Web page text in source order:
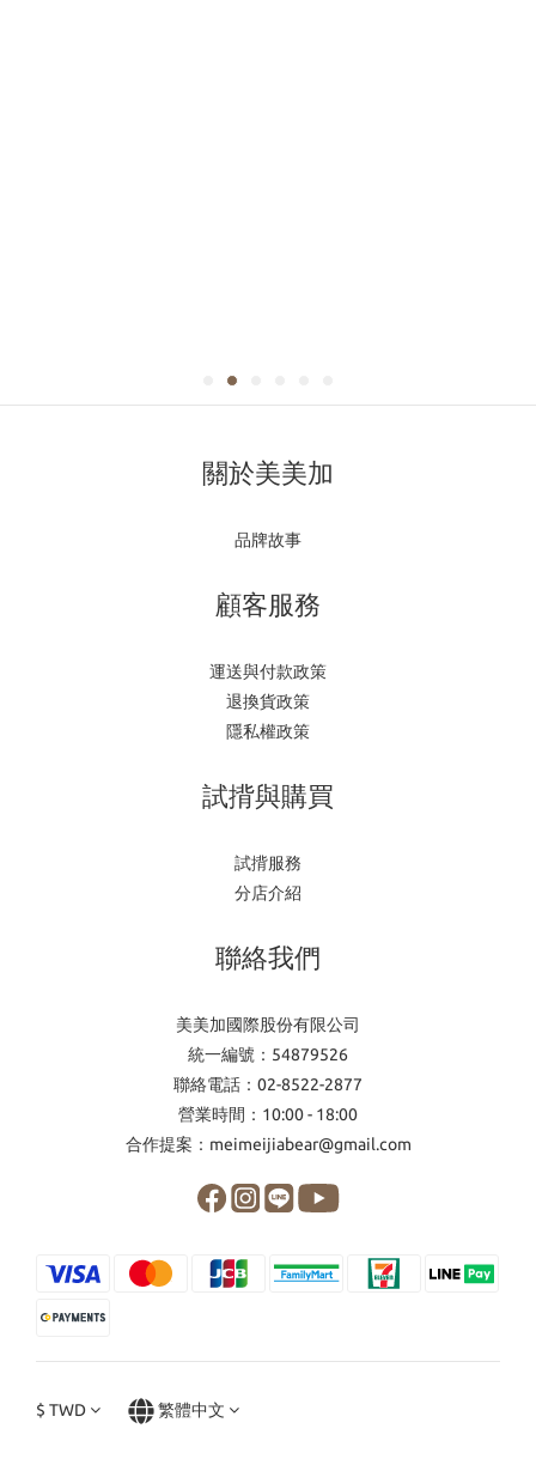
關於美美加
品牌故事
顧客服務
運送與付款政策
退換貨政策
隱私權政策
試揹與購買
試揹服務
分店介紹
聯絡我們
美美加國際股份有限公司
統一編號：54879526
聯絡電話：02-8522-2877
營業時間：10:00 - 18:00
合作提案：meimeijiabear@gmail.com
$ TWD 繁體中文